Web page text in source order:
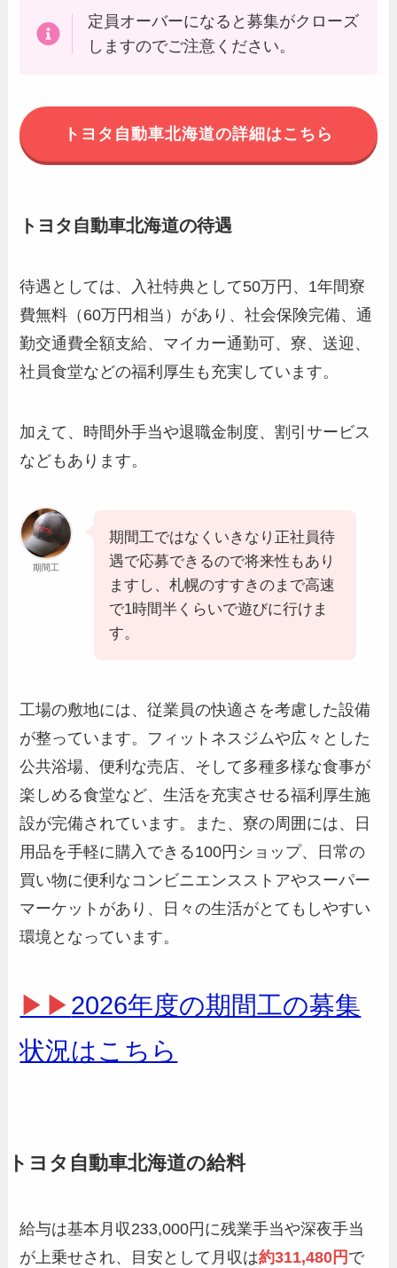
定員オーバーになると募集がクローズ
しますのでご注意ください。
トヨタ自動車北海道の詳細はこちら
トヨタ自動車北海道の待遇
待遇としては、入社特典として50万円、1年間寮
費無料（60万円相当）があり、社会保険完備、通
勤交通費全額支給、マイカー通勤可、寮、送迎、
社員食堂などの福利厚生も充実しています。
加えて、時間外手当や退職金制度、割引サービス
などもあります。
期間工
期間工ではなくいきなり正社員待
遇で応募できるので将来性もあり
ますし、札幌のすすきのまで高速
で1時間半くらいで遊びに行けま
す。
工場の敷地には、従業員の快適さを考慮した設備
が整っています。フィットネスジムや広々とした
公共浴場、便利な売店、そして多種多様な食事が
楽しめる食堂など、生活を充実させる福利厚生施
設が完備されています。また、寮の周囲には、日
用品を手軽に購入できる100円ショップ、日常の
買い物に便利なコンビニエンスストアやスーパー
マーケットがあり、日々の生活がとてもしやすい
環境となっています。
▶▶2026年度の期間工の募集
状況はこちら
トヨタ自動車北海道の給料
給与は基本月収233,000円に残業手当や深夜手当
が上乗せされ、目安として月収は約311,480円 で